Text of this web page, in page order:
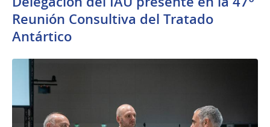
Reunión Consultiva del Tratado
Antártico